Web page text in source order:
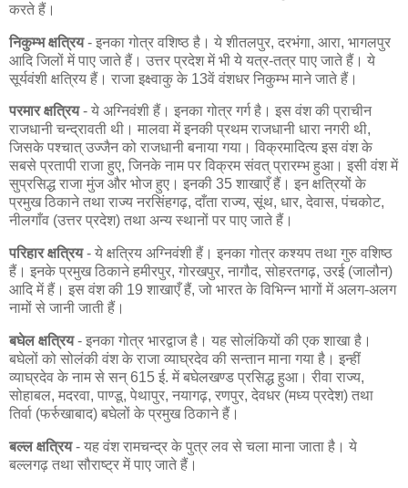
करते हैं।
निकुम्भ क्षत्रिय- इनका गोत्र वशिष्ठ है। ये शीतलपुर, दरभंगा, आरा, भागलपुर
आदि जिलों में पाए जाते हैं। उत्तर प्रदेश में भी ये यत्र-तत्र पाए जाते हैं। ये
सूर्यवंशी क्षत्रिय हैं। राजा इक्ष्वाकु के 13वें वंशधर निकुम्भ माने जाते हैं।
परमार क्षत्रिय- ये अग्निवंशी हैं। इनका गोत्र गर्ग है। इस वंश की प्राचीन
राजधानी चन्द्रावती थी। मालवा में इनकी प्रथम राजधानी धारा नगरी थी,
जिसके पश्चात् उज्जैन को राजधानी बनाया गया। विक्रमादित्य इस वंश के
सबसे प्रतापी राजा हुए, जिनके नाम पर विक्रम संवत् प्रारम्भ हुआ। इसी वंश में
सुप्रसिद्ध राजा मुंज और भोज हुए। इनकी 35 शाखाएँ हैं। इन क्षत्रियों के
प्रमुख ठिकाने तथा राज्य नरसिंहगढ़, दाँता राज्य, सूंथ, धार, देवास, पंचकोट,
नीलगाँव (उत्तर प्रदेश) तथा अन्य स्थानों पर पाए जाते हैं।
परिहार क्षत्रिय- ये क्षत्रिय अग्निवंशी हैं। इनका गोत्र कश्यप तथा गुरु वशिष्ठ
हैं। इनके प्रमुख ठिकाने हमीरपुर, गोरखपुर, नागौद, सोहरतगढ़, उरई (जालौन)
आदि में हैं। इस वंश की 19 शाखाएँ हैं, जो भारत के विभिन्न भागों में अलग-अलग
नामों से जानी जाती हैं।
बघेल क्षत्रिय- इनका गोत्र भारद्वाज है। यह सोलंकियों की एक शाखा है।
बघेलों को सोलंकी वंश के राजा व्याघ्रदेव की सन्तान माना गया है। इन्हीं
व्याघ्रदेव के नाम से सन् 615 ई. में बघेलखण्ड प्रसिद्ध हुआ। रीवा राज्य,
सोहाबल, मदरवा, पाण्डू, पेथापुर, नयागढ़, रणपुर, देवधर (मध्य प्रदेश) तथा
तिर्वा (फर्रुखाबाद) बघेलों के प्रमुख ठिकाने हैं।
बल्ल क्षत्रिय- यह वंश रामचन्द्र के पुत्र लव से चला माना जाता है। ये
बल्लगढ़ तथा सौराष्ट्र में पाए जाते हैं।